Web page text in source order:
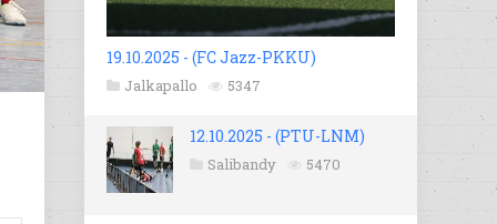
19.10.2025 - (FC Jazz-PKKU)
Jalkapallo 5347
12.10.2025 - (PTU-LNM)
Salibandy 5470